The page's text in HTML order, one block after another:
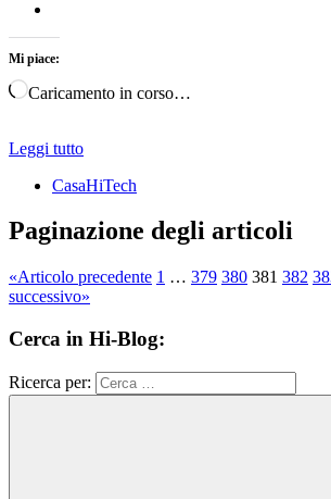
Mi piace:
Caricamento in corso…
Leggi tutto
CasaHiTech
Paginazione degli articoli
«Articolo precedente 1 … 379 380 381 382
successivo»
Cerca in Hi-Blog:
Ricerca per: